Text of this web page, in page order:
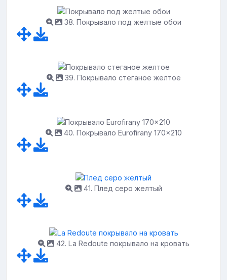
38. Покрывало под желтые обои
39. Покрывало стеганое желтое
40. Покрывало Eurofirany 170x210
41. Плед серо желтый
42. La Redoute покрывало на кровать